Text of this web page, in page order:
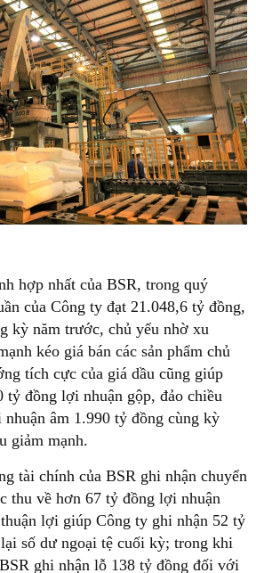
hợp nhất của BSR, trong quý
của Công ty đạt 21.048,6 tỷ đồng,
kỳ năm trước, chủ yếu nhờ xu
kéo giá bán các sản phẩm chủ
tích cực của giá dầu cũng giúp
tỷ đồng lợi nhuận gộp, đảo chiều
âm 1.990 tỷ đồng cùng kỳ
giảm mạnh.
tài chính của BSR ghi nhận chuyển
thu về hơn 67 tỷ đồng lợi nhuận
lợi giúp Công ty ghi nhận 52 tỷ
số dư ngoại tệ cuối kỳ; trong khi
ghi nhận lỗ 138 tỷ đồng đối với